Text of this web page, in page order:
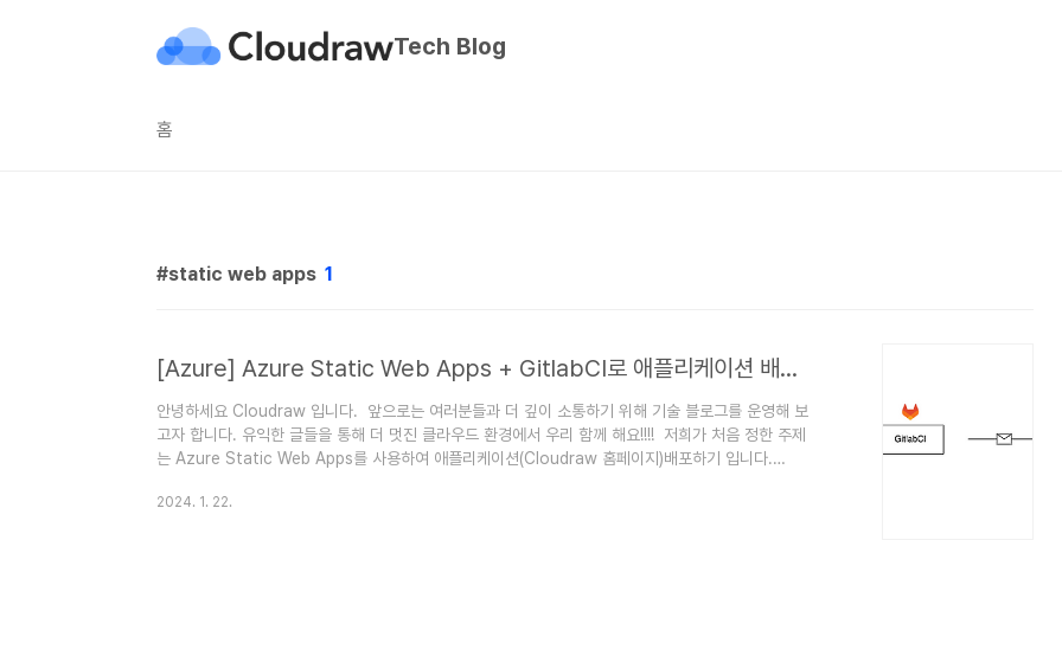
Tech Blog
홈
static web apps 1
[Azure] Azure Static Web Apps + GitlabCI로 애플리케이션 배포하기
안녕하세요 Cloudraw 입니다. 앞으로는 여러분들과 더 깊이 소통하기 위해 기술 블로그를 운영해 보
고자 합니다. 유익한 글들을 통해 더 멋진 클라우드 환경에서 우리 함께 해요!!!! 저희가 처음 정한 주제
는 Azure Static Web Apps를 사용하여 애플리케이션(Cloudraw 홈페이지)배포하기 입니다.
를 적용하여 코드 수정 후 빌드부터 배포까지 자동으로 될 수 있도록 수행하는 과정을 담아보려고 합니
2024. 1. 22.